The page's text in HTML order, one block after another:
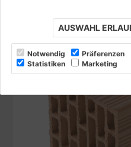
AUSWAHL
Notwendig
Präferenzen
Statistiken
Marketing